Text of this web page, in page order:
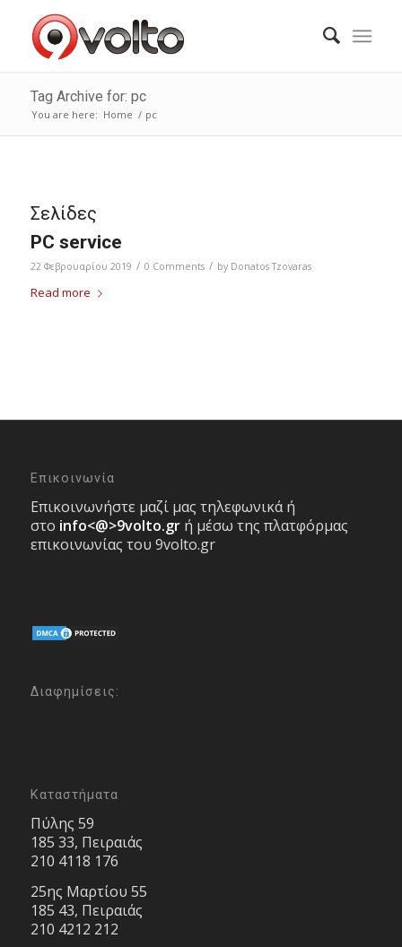
Tag Archive for: pc
You are here: Home / pc
Σελίδες
PC service
22 Φεβρουαρίου 2019 / 0 Comments / by Donatos Tzovaras
Read more
Επικοινωνία
Επικοινωνήστε μαζί μας τηλεφωνικά ή
στο info<@>9volto.gr ή μέσω της πλατφόρμας
επικοινωνίας του 9volto.gr
Διαφημίσεις:
Καταστήματα
Πύλης 59
185 33, Πειραιάς
210 4118 176
25ης Μαρτίου 55
185 43, Πειραιάς
210 4212 212